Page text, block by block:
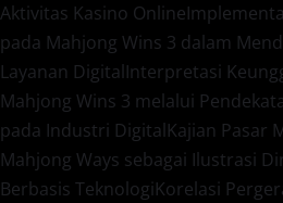
Aktivitas Kasino Online
pada Mahjong Wins 3 dalam
Layanan DigitalInterpretasi
Mahjong Wins 3 melalui
pada Industri DigitalKajian Pasar
Mahjong Ways sebagai Ilustrasi
Berbasis TeknologiKorelasi